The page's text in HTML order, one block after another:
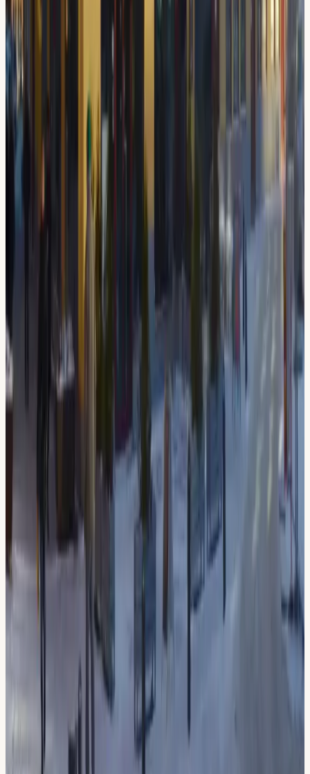
Intensivkurs
Ta körkort på 2–4 veckor med heltidsutbildning. Alltid med
din dedikerade lärare.
Delbetalning via Resurs Bank
betala i lugn takt.
4,8 / 5 på Google
567 recensioner. Elever betygsätter oss toppklass gång
på gång.
STR Guldmedlem
Auktoriserad trafikskola ansluten till Sveriges
Trafikutbildares Riksförbund.
Recensioner från elever nära
“Engelskundervisning som fungerade perfekt för mig.
Läraren var kunnig och lugn hela vägen.
Tvärbanan direkt till Sickla, superpraktiskt. Körskolan håller
”
Sebastian S.
Södermalm